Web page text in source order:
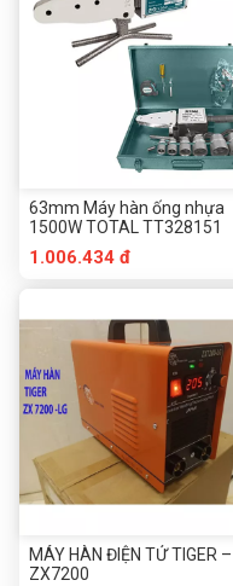
63mm Máy hàn ống nhựa
1500W TOTAL TT328151
1.006.434 đ
MÁY HÀN ĐIỆN TỬ TIGER –
ZX7200